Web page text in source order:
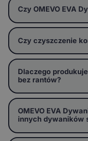
Czy OMEVO EVA
Czy czyszczenie
Dlaczego
bez rantów?
OMEVO EVA
innych dywaników